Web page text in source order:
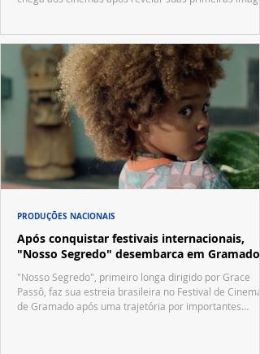
Após conquistar festivais internacionais,
"Nosso Segredo" desembarca em Gramado
"Nosso Segredo", primeiro longa dirigido por Grace
Passô, faz sua estreia brasileira no Festival de Cinema
de Gramado após uma trajetória por importantes
PRODUÇÕES NACIONAIS